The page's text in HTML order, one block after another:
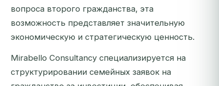
вопроса второго гражданства, эта
возможность представляет значительную
экономическую и стратегическую ценность.
Mirabello Consultancy специализируется на
структурировании семейных заявок на